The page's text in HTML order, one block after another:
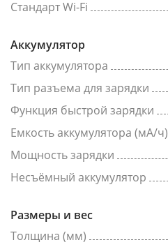
Стандарт Wi-Fi
Аккумулятор
Тип аккумулятора
Тип разъема для зарядки
Функция быстрой зарядки
Емкость аккумулятора (мА/ч)
Мощность зарядки
Несъёмный аккумулятор
Размеры и вес
Толщина (мм)